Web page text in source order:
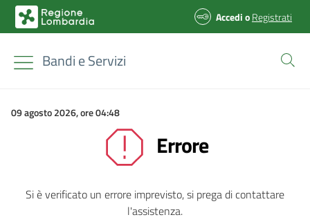
AccedioRegistrati
Bandi e Servizi
09 agosto 2026, ore 04:48
Errore
Si è verificato un errore imprevisto, si prega di contattare
l'assistenza.